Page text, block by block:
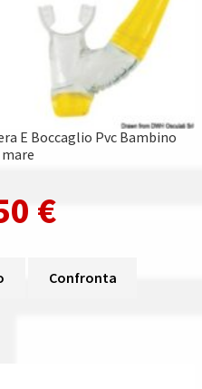
E Boccaglio Pvc Bambino
€
Confronta